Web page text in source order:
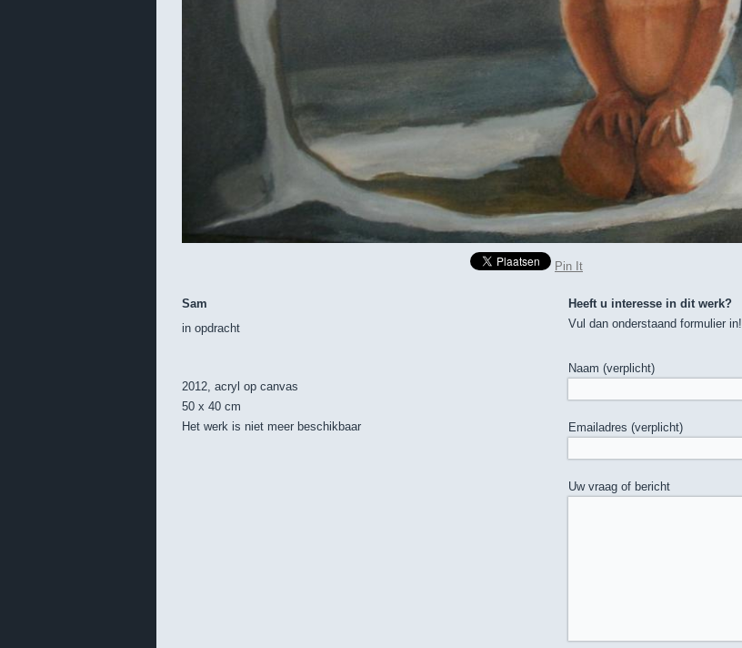
Pin It
Sam
in opdracht
2012, acryl op canvas
50 x 40 cm
Het werk is niet meer beschikbaar
Heeft u interesse in dit werk?
Vul dan onderstaand formulier in!
Naam (verplicht)
Emailadres (verplicht)
Uw vraag of bericht